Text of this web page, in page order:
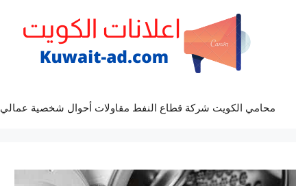
محامي الكويت شركة قطاع النفط مقاولات أحوال شخصية عمالي